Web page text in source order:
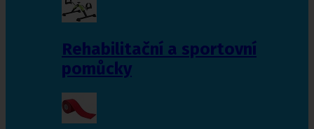
Rehabilitační a sportovní
pomůcky